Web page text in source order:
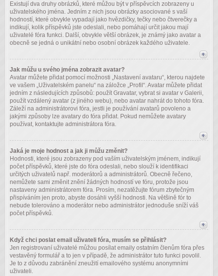
Existují dva druhy obrázků, které můžou být v příspěvcích zobrazeny u
uživatelského jména. Jedním z nich jsou obrázky asociované s vaší
hodností, které obvykle vypadají jako hvězdičky, tečky nebo čtverečky a
indikují, kolik příspěvků jste odeslali, nebo pomáhají určit jakou mají
uživatelé fóra funkci. Další, obvykle větší obrázek, je známý jako avatar a
obecně se jedná o unikátní nebo osobní obrázek každého uživatele.
Jak můžu u svého jména zobrazit avatar?
Avatar můžete přidat pomocí možnosti „Nastavení avataru“, kterou najdete
ve vašem „Uživatelském panelu“ na záložce „Profil“. Avatar můžete přidat
jedním z následujících způsobů: použít Gravatar, vybrat si avatar v Galerii,
použít vzdálený avatar (z jiného webu), nebo avatar nahrát do tohoto fóra.
Záleží na administrátorovi fóra, jestli je používání avatarů povoleno a
jakými způsoby lze avatary do fóra přidat. Pokud nemůžete avatary
používat, kontaktujte administrátora fóra.
Jaká je moje hodnost a jak ji můžu změnit?
Hodnosti, které jsou zobrazeny pod vaším uživatelským jménem, indikují
počet příspěvků, které jste do fóra odeslali, nebo slouží k identifikaci
určitých uživatelů např. moderátorů a administrátorů. Obecně řečeno,
nemůžete sami změnit znění žádných hodností ve fóru, protože jsou
nastaveny administrátorem fóra. Prosím, nezatěžujte fórum zbytečným
přispíváním jen proto, abyste dosáhli vyšší hodnosti. Na většině fór to
nebude tolerováno a moderátor nebo administrátor jednoduše sníží váš
počet příspěvků.
Když chci poslat email uživateli fóra, musím se přihlásit?
Jen registrovaní uživatelé můžou posílat emaily ostatním členům fóra přes
vestavěný formulář a to jen v případě, že administrátor tuto funkci povolil.
Je to z důvodu zabránění zneužití emailového systému anonymními
uživateli.